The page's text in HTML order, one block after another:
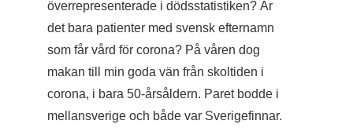
överrepresenterade i dödsstatistiken? Är
det bara patienter med svensk efternamn
som får vård för corona? På våren dog
makan till min goda vän från skoltiden i
corona, i bara 50-årsåldern. Paret bodde i
mellansverige och både var Sverigefinnar.